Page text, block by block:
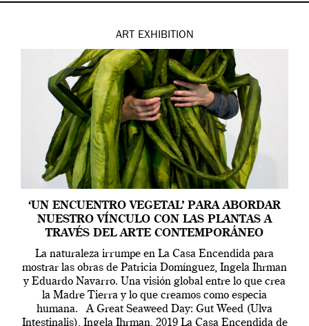
ART EXHIBITION
‘UN ENCUENTRO VEGETAL’ PARA ABORDAR
NUESTRO VÍNCULO CON LAS PLANTAS A
TRAVÉS DEL ARTE CONTEMPORÁNEO
La naturaleza irrumpe en La Casa Encendida para
mostrar las obras de Patricia Domínguez, Ingela Ihrman
y Eduardo Navarro. Una visión global entre lo que crea
la Madre Tierra y lo que creamos como especia
humana. A Great Seaweed Day: Gut Weed (Ulva
Intestinalis), Ingela Ihrman, 2019 La Casa Encendida de